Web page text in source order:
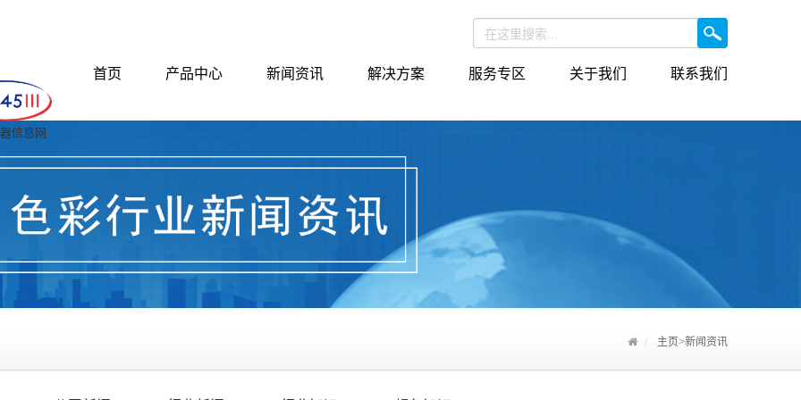
信息网
首页 产品中心 新闻资讯 解决方案 服务专区 关于我们 联系我们
主页>新闻资讯